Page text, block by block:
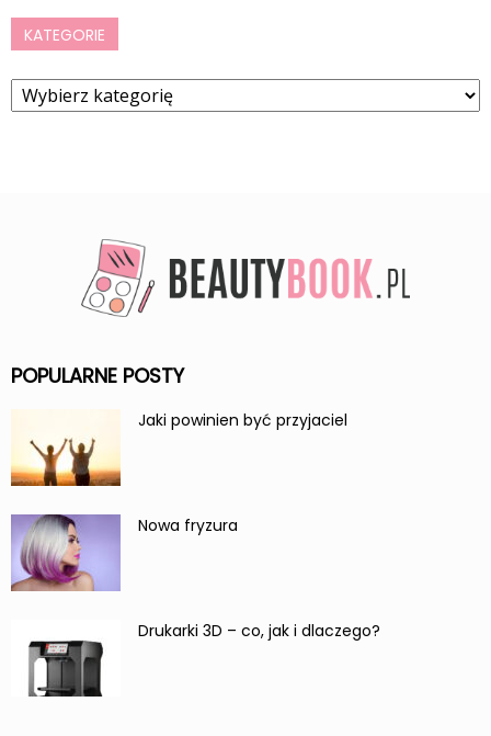
KATEGORIE
Kategorie
POPULARNE POSTY
Jaki powinien być przyjaciel
Nowa fryzura
Drukarki 3D – co, jak i dlaczego?